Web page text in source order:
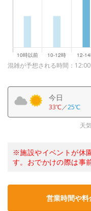
混雑が予想される時間：
今日
33℃／25℃
天
※施設やイベントが休
す。おでかけの際は事
営業時間や